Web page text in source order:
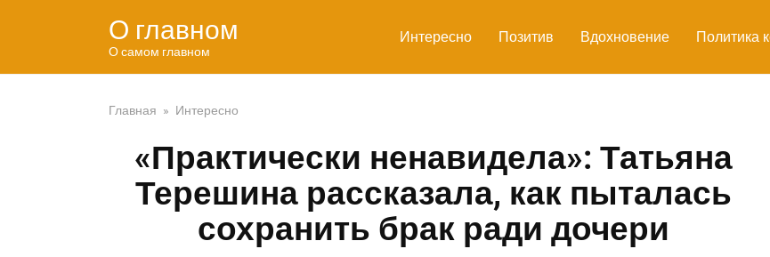
О главном
О самом главном
Интересно Позитив Вдохновение Политика
Главная » Интересно
«Практически ненавидела»: Татьяна
Терешина рассказала, как пыталась
сохранить брак ради дочери